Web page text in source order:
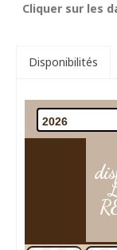
Cliquer sur les
Disponibilités